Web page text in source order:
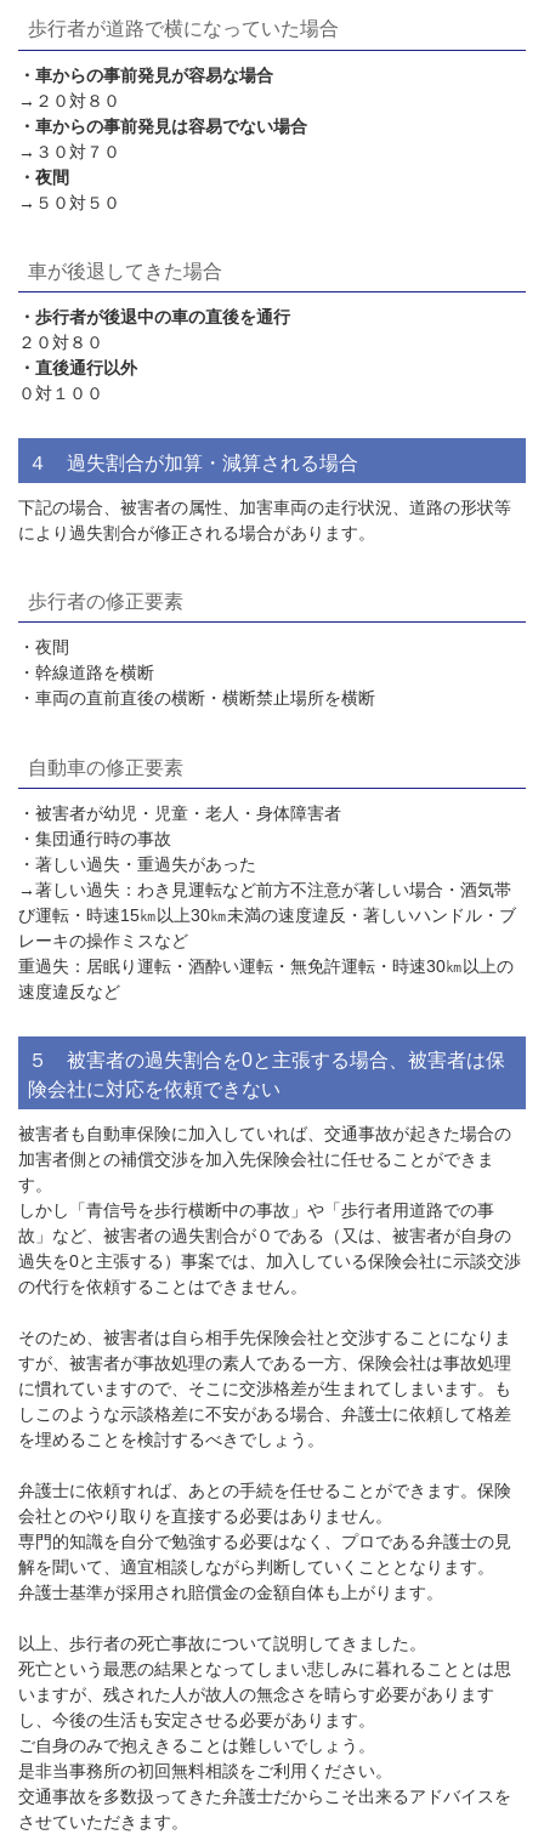
歩行者が道路で横になっていた場合
・車からの事前発見が容易な場合
→２０対８０
・車からの事前発見は容易でない場合
→３０対７０
・夜間
→５０対５０
車が後退してきた場合
・歩行者が後退中の車の直後を通行
２０対８０
・直後通行以外
０対１００
４ 過失割合が加算・減算される場合
下記の場合、被害者の属性、加害車両の走行状況、道路の形状等
により過失割合が修正される場合があります。
歩行者の修正要素
・夜間
・幹線道路を横断
・車両の直前直後の横断・横断禁止場所を横断
自動車の修正要素
・被害者が幼児・児童・老人・身体障害者
・集団通行時の事故
・著しい過失・重過失があった
→著しい過失：わき見運転など前方不注意が著しい場合・酒気帯
び運転・時速15㎞以上30㎞未満の速度違反・著しいハンドル・ブ
レーキの操作ミスなど
重過失：居眠り運転・酒酔い運転・無免許運転・時速30㎞以上の
速度違反など
５ 被害者の過失割合を0と主張する場合、被害者は保
険会社に対応を依頼できない
被害者も自動車保険に加入していれば、交通事故が起きた場合の
加害者側との補償交渉を加入先保険会社に任せることができま
す。
しかし「青信号を歩行横断中の事故」や「歩行者用道路での事
故」など、被害者の過失割合が０である（又は、被害者が自身の
過失を0と主張する）事案では、加入している保険会社に示談交渉
の代行を依頼することはできません。
そのため、被害者は自ら相手先保険会社と交渉することになりま
すが、被害者が事故処理の素人である一方、保険会社は事故処理
に慣れていますので、そこに交渉格差が生まれてしまいます。も
しこのような示談格差に不安がある場合、弁護士に依頼して格差
を埋めることを検討するべきでしょう。
弁護士に依頼すれば、あとの手続を任せることができます。保険
会社とのやり取りを直接する必要はありません。
専門的知識を自分で勉強する必要はなく、プロである弁護士の見
解を聞いて、適宜相談しながら判断していくこととなります。
弁護士基準が採用され賠償金の金額自体も上がります。
以上、歩行者の死亡事故について説明してきました。
死亡という最悪の結果となってしまい悲しみに暮れることとは思
いますが、残された人が故人の無念さを晴らす必要があります
し、今後の生活も安定させる必要があります。
ご自身のみで抱えきることは難しいでしょう。
是非当事務所の初回無料相談をご利用ください。
交通事故を多数扱ってきた弁護士だからこそ出来るアドバイスを
させていただきます。